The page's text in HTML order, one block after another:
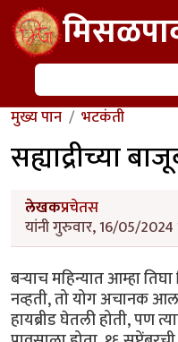
Skip to main content
शोध
मुख्य पान भटकंती
सह्याद्रीच्या
लेखकप्रचेतस
यांनी गुरुवार, 16/05/
बर्‍याच महिन्यात आम्हा
नव्हती, तो योग अचानक आला.
हायब्रीड घेतली होती, पण